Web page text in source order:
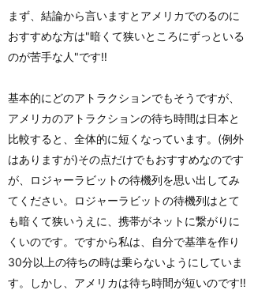
まず、結論から言いますとアメリカでのるのに
おすすめな方は"暗くて狭いところにずっといる
のが苦手な人"です‼
基本的にどのアトラクションでもそうですが、
アメリカのアトラクションの待ち時間は日本と
比較すると、全体的に短くなっています。(例外
はありますが)その点だけでもおすすめなのです
が、ロジャーラビットの待機列を思い出してみ
てください。ロジャーラビットの待機列はとて
も暗くて狭いうえに、携帯がネットに繋がりに
くいのです。ですから私は、自分で基準を作り
30分以上の待ちの時は乗らないようにしていま
す。しかし、アメリカは待ち時間が短いのです‼